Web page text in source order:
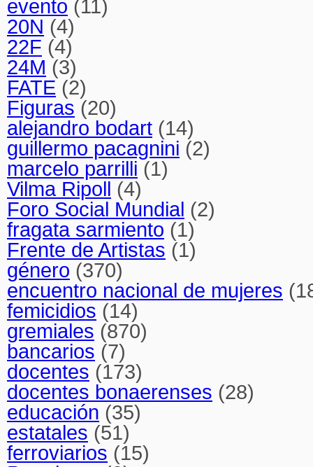
evento (11)
20N (4)
22F (4)
24M (3)
FATE (2)
Figuras (20)
alejandro bodart (14)
guillermo pacagnini (2)
marcelo parrilli (1)
Vilma Ripoll (4)
Foro Social Mundial (2)
fragata sarmiento (1)
Frente de Artistas (1)
género (370)
encuentro nacional de mujeres
femicidios (14)
gremiales (870)
bancarios (7)
docentes (173)
docentes bonaerenses (28)
educación (35)
estatales (51)
ferroviarios (15)